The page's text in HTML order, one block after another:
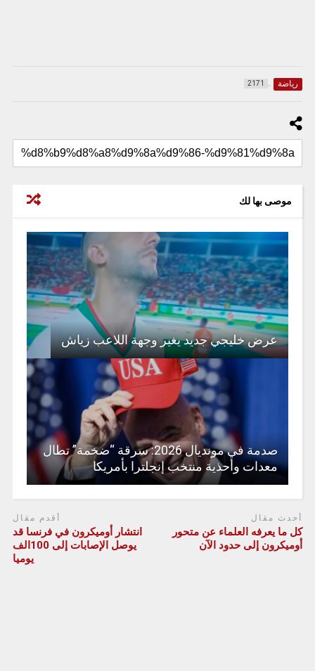
رياضة 2171
موصى بها لك
عرض خليجي جديد يغير وجهة اللاعب زياش
صدمة في مونديال 2026: سرقة “ضخمة” تطال
معدات وأحذية منتخب إنجلترا بأمريكا
أحدث مقال
كل ما يعرفه العلماء عن متحور
أوميكرون إلى حدود الآن
أقدم مقال
انتشار أوميكرون في فرنسا قد
يوصل الإصابات إلى 100الف
يوميا